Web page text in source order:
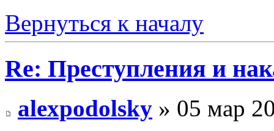
Вернуться к началу
Re: Преступления и
alexpodolsky » 05 мар